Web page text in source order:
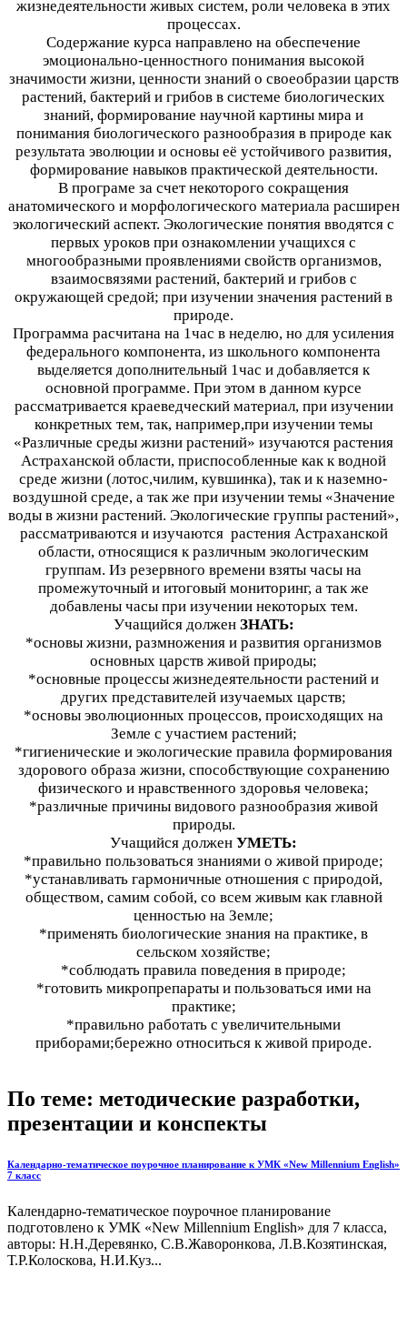
жизнедеятельности живых систем, роли человека в этих
процессах.
Содержание курса направлено на обеспечение
эмоционально-ценностного понимания высокой
значимости жизни, ценности знаний о своеобразии царств
растений, бактерий и грибов в системе биологических
знаний, формирование научной картины мира и
понимания биологического разнообразия в природе как
результата эволюции и основы её устойчивого развития,
формирование навыков практической деятельности.
В програме за счет некоторого сокращения
анатомического и морфологического материала расширен
экологический аспект. Экологические понятия вводятся с
первых уроков при ознакомлении учащихся с
многообразными проявлениями свойств организмов,
взаимосвязями растений, бактерий и грибов с
окружающей средой; при изучении значения растений в
природе.
Программа расчитана на 1час в неделю, но для усиления
федерального компонента, из школьного компонента
выделяется дополнительный 1час и добавляется к
основной программе. При этом в данном курсе
рассматривается краеведческий материал, при изучении
конкретных тем, так, например,при изучении темы
«Различные среды жизни растений» изучаются растения
Астраханской области, приспособленные как к водной
среде жизни (лотос,чилим, кувшинка), так и к наземно-
воздушной среде, а так же при изучении темы «Значение
воды в жизни растений. Экологические группы растений»,
рассматриваются и изучаются растения Астраханской
области, относящися к различным экологическим
группам. Из резервного времени взяты часы на
промежуточный и итоговый мониторинг, а так же
добавлены часы при изучении некоторых тем.
Учащийся должен ЗНАТЬ:
*основы жизни, размножения и развития организмов
основных царств живой природы;
*основные процессы жизнедеятельности растений и
других представителей изучаемых царств;
*основы эволюционных процессов, происходящих на
Земле с участием растений;
*гигиенические и экологические правила формирования
здорового образа жизни, способствующие сохранению
физического и нравственного здоровья человека;
*различные причины видового разнообразия живой
природы.
Учащийся должен УМЕТЬ:
*правильно пользоваться знаниями о живой природе;
*устанавливать гармоничные отношения с природой,
обществом, самим собой, со всем живым как главной
ценностью на Земле;
*применять биологические знания на практике, в
сельском хозяйстве;
*соблюдать правила поведения в природе;
*готовить микропрепараты и пользоваться ими на
практике;
*правильно работать с увеличительными
приборами;бережно относиться к живой природе.
По теме: методические разработки,
презентации и конспекты
Календарно-тематическое поурочное планирование к УМК «New Millennium English»
7 класс
Календарно-тематическое поурочное планирование
подготовлено к УМК «New Millennium English» для 7 класса,
авторы: Н.Н.Деревянко, С.В.Жаворонкова, Л.В.Козятинская,
Т.Р.Колоскова, Н.И.Куз...